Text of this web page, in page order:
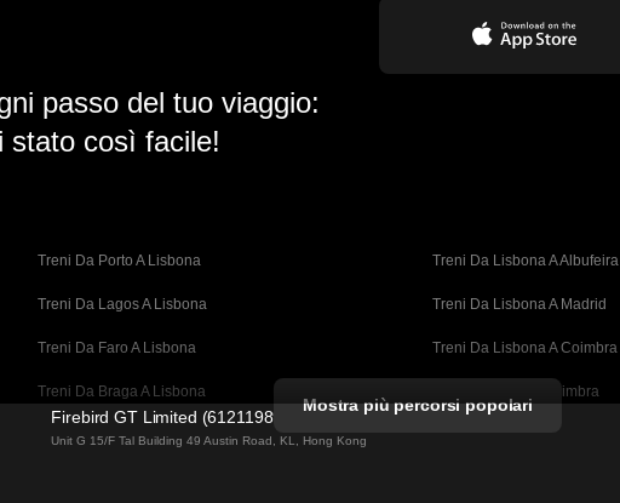
passo del tuo viaggio:
stato così facile!
Treni Da Porto A Lisbona Treni Da Lisbona A Albufeira
Treni Da Lagos A Lisbona Treni Da Lisbona A Madrid
Treni Da Faro A Lisbona Treni Da Lisbona A Coimbra
Treni Da Braga A Lisbona Treni Da Porto A Coimbra
Treni Da Madrid A Barcellona
Mostra più percorsi popolari
Firebird GT Limited (61211989)
Unit G 15/F Tal Building 49 Austin Road, KL, Hong Kong